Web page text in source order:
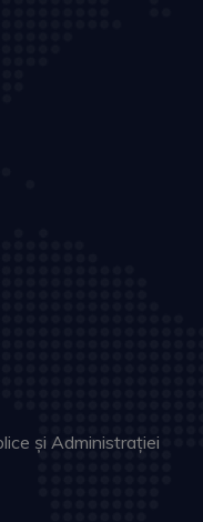
și Administrației